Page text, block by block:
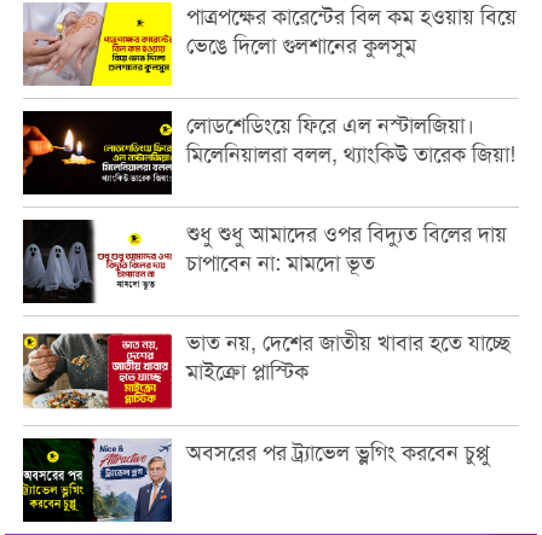
পাত্রপক্ষের কারেন্টের বিল কম হওয়ায় বিয়ে
ভেঙে দিলো গুলশানের কুলসুম
লোডশেডিংয়ে ফিরে এল নস্টালজিয়া।
মিলেনিয়ালরা বলল, থ্যাংকিউ তারেক জিয়া!
শুধু শুধু আমাদের ওপর বিদ্যুত বিলের দায়
চাপাবেন না: মামদো ভূত
ভাত নয়, দেশের জাতীয় খাবার হতে যাচ্ছে
মাইক্রো প্লাস্টিক
অবসরের পর ট্র্যাভেল ভ্লগিং করবেন চুপ্পু